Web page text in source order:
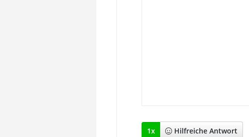
1x Hilfreiche Antwort